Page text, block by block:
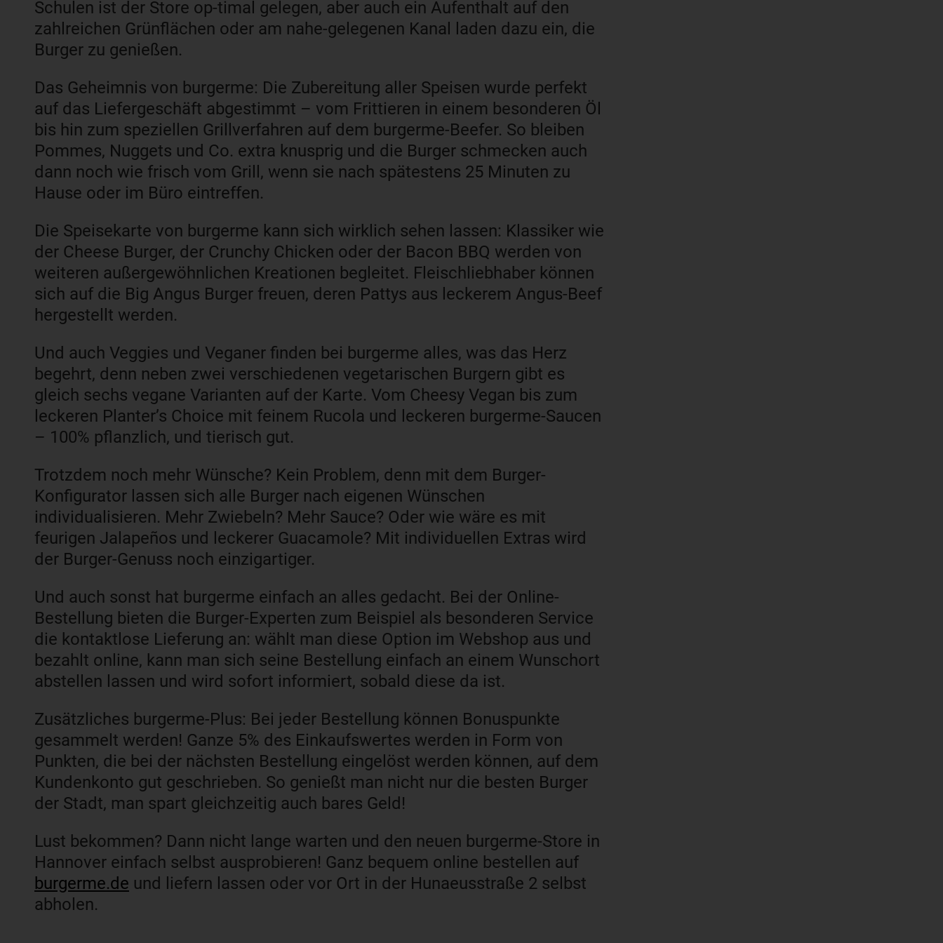
Schulen ist der Store op-timal gelegen, aber auch ein Aufenthalt auf den
zahlreichen Grünflächen oder am nahe-gelegenen Kanal laden dazu ein, die
Burger zu genießen.
Das Geheimnis von burgerme: Die Zubereitung aller Speisen wurde perfekt
auf das Liefergeschäft abgestimmt – vom Frittieren in einem besonderen Öl
bis hin zum speziellen Grillverfahren auf dem burgerme-Beefer. So bleiben
Pommes, Nuggets und Co. extra knusprig und die Burger schmecken auch
dann noch wie frisch vom Grill, wenn sie nach spätestens 25 Minuten zu
Hause oder im Büro eintreffen.
Die Speisekarte von burgerme kann sich wirklich sehen lassen: Klassiker wie
der Cheese Burger, der Crunchy Chicken oder der Bacon BBQ werden von
weiteren außergewöhnlichen Kreationen begleitet. Fleischliebhaber können
sich auf die Big Angus Burger freuen, deren Pattys aus leckerem Angus-Beef
hergestellt werden.
Und auch Veggies und Veganer finden bei burgerme alles, was das Herz
begehrt, denn neben zwei verschiedenen vegetarischen Burgern gibt es
gleich sechs vegane Varianten auf der Karte. Vom Cheesy Vegan bis zum
leckeren Planter’s Choice mit feinem Rucola und leckeren burgerme-Saucen
– 100% pflanzlich, und tierisch gut.
Trotzdem noch mehr Wünsche? Kein Problem, denn mit dem Burger-
Konfigurator lassen sich alle Burger nach eigenen Wünschen
individualisieren. Mehr Zwiebeln? Mehr Sauce? Oder wie wäre es mit
feurigen Jalapeños und leckerer Guacamole? Mit individuellen Extras wird
der Burger-Genuss noch einzigartiger.
Und auch sonst hat burgerme einfach an alles gedacht. Bei der Online-
Bestellung bieten die Burger-Experten zum Beispiel als besonderen Service
die kontaktlose Lieferung an: wählt man diese Option im Webshop aus und
bezahlt online, kann man sich seine Bestellung einfach an einem Wunschort
abstellen lassen und wird sofort informiert, sobald diese da ist.
Zusätzliches burgerme-Plus: Bei jeder Bestellung können Bonuspunkte
gesammelt werden! Ganze 5% des Einkaufswertes werden in Form von
Punkten, die bei der nächsten Bestellung eingelöst werden können, auf dem
Kundenkonto gut geschrieben. So genießt man nicht nur die besten Burger
der Stadt, man spart gleichzeitig auch bares Geld!
Lust bekommen? Dann nicht lange warten und den neuen burgerme-Store in
Hannover einfach selbst ausprobieren! Ganz bequem online bestellen auf
burgerme.de und liefern lassen oder vor Ort in der Hunaeusstraße 2 selbst
abholen.